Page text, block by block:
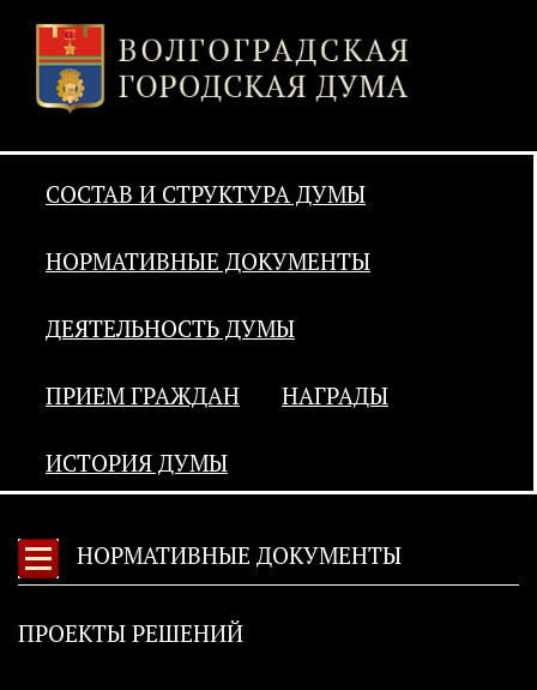
СОСТАВ И СТРУКТУРА ДУМЫ
НОРМАТИВНЫЕ ДОКУМЕНТЫ
ДЕЯТЕЛЬНОСТЬ ДУМЫ
ПРИЕМ ГРАЖДАН НАГРАДЫ
ИСТОРИЯ ДУМЫ
НОРМАТИВНЫЕ ДОКУМЕНТЫ
ПРОЕКТЫ РЕШЕНИЙ